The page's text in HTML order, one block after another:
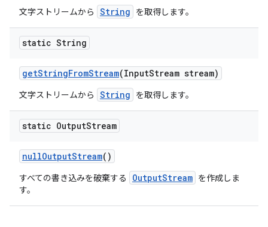
文字ストリームから String を取得します。
static String
getStringFromStream(InputStream stream)
文字ストリームから String を取得します。
static OutputStream
nullOutputStream()
すべての書き込みを破棄する OutputStream を作成しま
す。